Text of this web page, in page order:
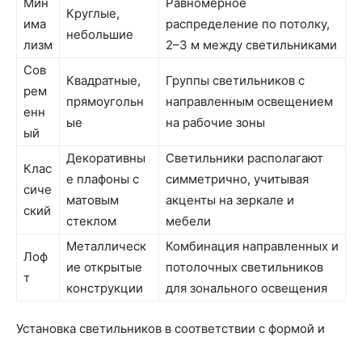
има
лизм
Круглые,
небольшие
распределение по потолку,
2–3 м между светильниками
Сов
рем
енн
ый
Квадратные,
прямоугольн
ые
Группы светильников с
направленным освещением
на рабочие зоны
Клас
сиче
ский
Декоративны
е плафоны с
матовым
стеклом
Светильники располагают
симметрично, учитывая
акценты на зеркале и
мебели
Лоф
т
Металлическ
ие открытые
конструкции
Комбинация направленных и
потолочных светильников
для зонального освещения
Установка светильников в соответствии с формой и